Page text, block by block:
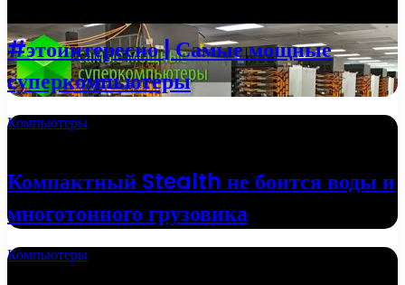
#этоинтересно | Самые мощные
суперкомпьютеры
Компьютеры
Компактный Stealth не боится воды и
многотонного грузовика
Компьютеры